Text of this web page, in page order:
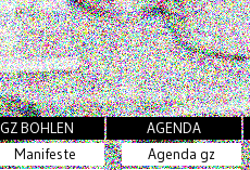
GZ BOHLEN
Manifeste
AGENDA
Agenda gz